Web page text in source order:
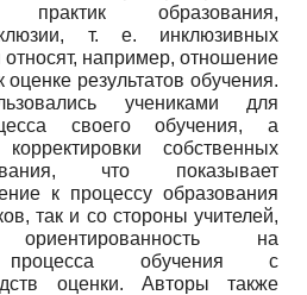
образования,
т. е. инклюзивных
например, отношение
результатов обучения.
учениками для
своего обучения, а
собственных
что показывает
к процессу образования
так и со стороны учителей,
на
процесса обучения с
оценки. Авторы также